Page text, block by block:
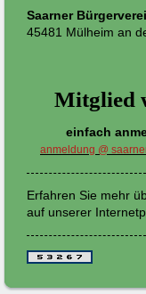
Saarner
45481 Mülheim an
Mitglied
einfach
anmeldung @
Erfahren Sie mehr
auf unserer